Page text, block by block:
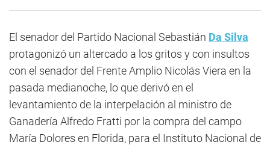
El senador del Partido Nacional Sebastián Da Silva
protagonizó un altercado a los gritos y con insultos
con el senador del Frente Amplio Nicolás Viera en la
pasada medianoche, lo que derivó en el
levantamiento de la interpelación al ministro de
Ganadería Alfredo Fratti por la compra del campo
María Dolores en Florida, para el Instituto Nacional de